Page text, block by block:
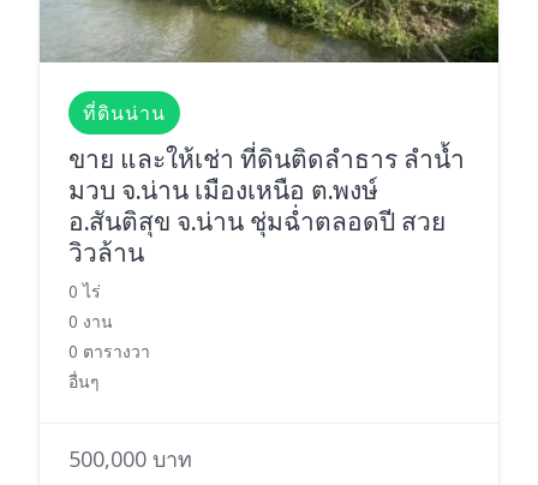
ที่ดินน่าน
ขาย และให้เช่า ที่ดินติดลำธาร ลำน้ำ
มวบ จ.น่าน เมืองเหนือ ต.พงษ์
อ.สันติสุข จ.น่าน ชุ่มฉ่ำตลอดปี สวย
วิวล้าน
0 ไร่
0 งาน
0 ตารางวา
อื่นๆ
500,000 บาท